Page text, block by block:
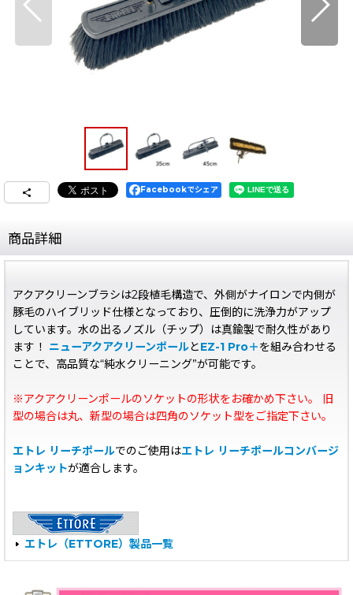
Facebookでシェア
商品詳細
アクアクリーンブラシは2段植毛構造で、外側がナイロンで内側が
豚毛のハイブリッド仕様となっており、圧倒的に洗浄力がアップ
しています。水の出るノズル（チップ）は真鍮製で耐久性があり
ます！ ニューアクアクリーンポールとEZ-1 Pro＋を組み合わせる
ことで、高品質な“純水クリーニング”が可能です。
※アクアクリーンポールのソケットの形状をお確かめ下さい。 旧
型の場合は丸、新型の場合は四角のソケット型をご指定下さい。
エトレ リーチポールでのご使用はエトレ リーチポールコンバージ
ョンキットが適合します。
エトレ（ETTORE）製品一覧